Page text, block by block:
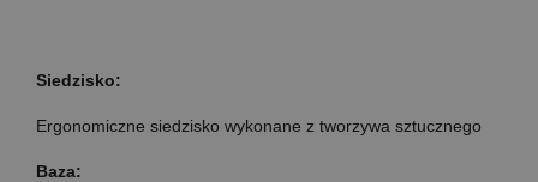
Siedzisko:
Ergonomiczne siedzisko wykonane z tworzywa sztucznego
Baza: